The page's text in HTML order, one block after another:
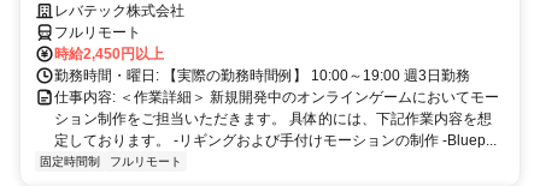
リアアップを目指したい方も大歓迎♪
レバテック株式会社
フルリモート
時給2,450円以上
勤務時間・曜日: 【実際の勤務時間例】 10:00～19:00 週3日勤務
仕事内容: ＜作業詳細＞ 新規開発中のオンラインゲームにおいてモー
ション制作をご担当いただきます。 具体的には、下記作業内容を想
定しております。 -リギングおよび手付けモーションの制作 -Bluep...
固定時間制 フルリモート